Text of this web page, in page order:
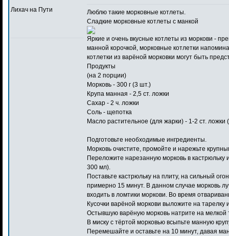
Лихач на Пути
Люблю такие морковные котлеты
Сладкие морковные котлеты с манкой
Яркие и очень вкусные котлеты из моркови -
манной корочкой, морковные котлетки
котлетки из варёной морковки могут быть
Продукты
(на 2 порции)
Морковь - 300 г (3 шт.)
Крупа манная - 2,5 ст. ложки
Сахар - 2 ч. ложки
Соль - щепотка
Масло растительное (для жарки) - 1-2 ст. ложки
Подготовьте необходимые ингредиенты.
Морковь очистите, промойте и нарежьте
Переложите нарезанную морковь в кастрюльку
300 мл).
Поставьте кастрюльку на плиту, на сильный
примерно 15 минут. В данном случае морковь
входить в ломтики моркови. Во время
Кусочки варёной моркови выложите на
Остывшую варёную морковь натрите на мелкой
В миску с тёртой морковью всыпьте манную
Перемешайте и оставьте на 10 минут, давая